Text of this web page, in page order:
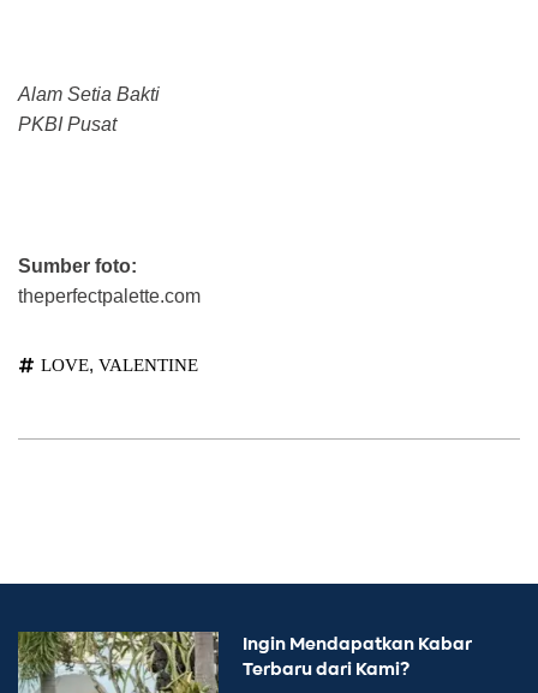
Alam Setia Bakti
PKBI Pusat
Sumber foto:
theperfectpalette.com
LOVE, VALENTINE
Ingin Mendapatkan Kabar
Terbaru dari Kami?